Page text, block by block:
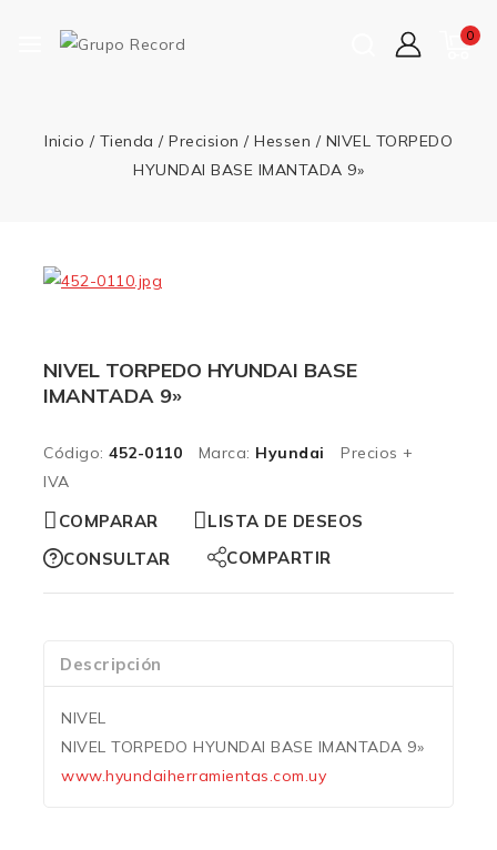
0
Inicio / Tienda / Precision / Hessen / NIVEL TORPEDO
HYUNDAI BASE IMANTADA 9»
NIVEL TORPEDO HYUNDAI BASE
IMANTADA 9»
Código: 452-0110 Marca: Hyundai Precios +
IVA
COMPARAR
LISTA DE DESEOS
CONSULTAR
COMPARTIR
Descripción
NIVEL
NIVEL TORPEDO HYUNDAI BASE IMANTADA 9»
www.hyundaiherramientas.com.uy